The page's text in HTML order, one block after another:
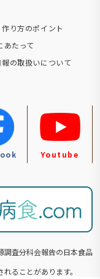
作り方のポイント
あたって
の取扱いについて
Youtube
調査分科会報告の⽇本食品
ることがあります。